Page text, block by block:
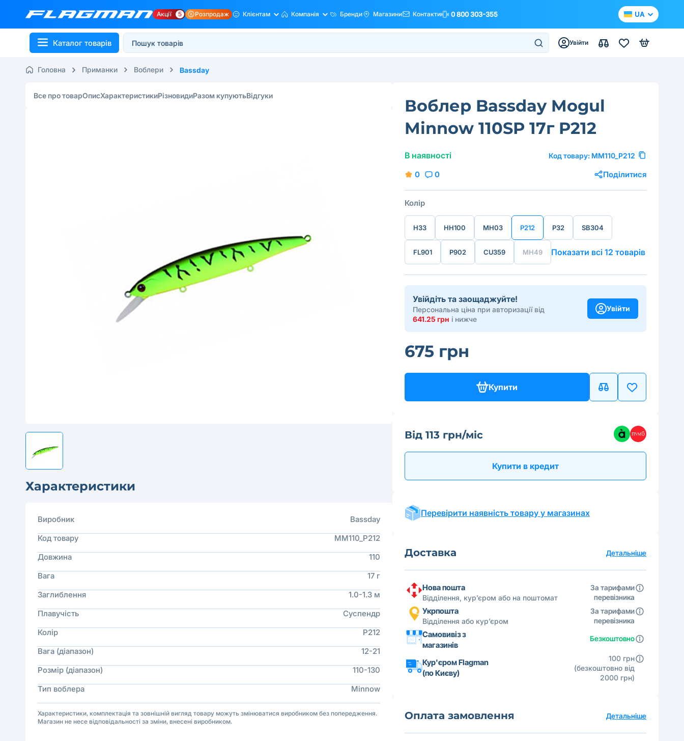
Акції 5 Розпродаж Клієнтам Компанія Бренди Магазини Контакти 0 800 303-355 UA
Каталог товарів Увійти
Головна Приманки Воблери Bassday
Все про товарОписХарактеристикиРізновидиРазом купуютьВідгуки
Характеристики
Виробник
Bassday
Код товару
MM110_P212
Довжина
110
Вага
17 г
Заглиблення
1.0-1.3 м
Плавучість
Суспендр
Колір
P212
Вага (діапазон)
12-21
Розмір (діапазон)
110-130
Тип воблера
Minnow
Характеристики, комплектація та зовнішній вигляд товару можуть змінюватися виробником без попередження.
Магазин не несе відповідальності за зміни, внесені виробником.
Воблер Bassday Mogul
Minnow 110SP 17г P212
В наявності Код товару: MM110_P212
0 0 Поділитися
Колір
H33 HH100 MH03 P212 P32 SB304
FL901 P902 CU359 MH49 Показати всі 12 товарів
Увійдіть та заощаджуйте!
Персональна ціна при авторизації від
641.25 грн і нижче
Увійти
675 грн
Купити
Від 113 грн/міс
Купити в кредит
Перевірити наявність товару у магазинах
Доставка Детальніше
Нова пошта
Відділення, кур’єром або на поштомат
За тарифами
перевізника
Укрпошта
Відділення або кур’єром
За тарифами
перевізника
Самовивіз з
магазинів
Безкоштовно
Кур'єром Flagman
(по Києву)
100 грн
(безкоштовно від
2000 грн)
Оплата замовлення Детальніше